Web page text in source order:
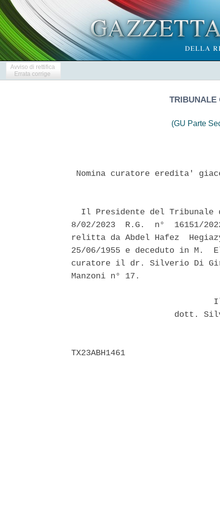
Avviso di rettifica
Errata corrige
TRIBUNALE
(GU Parte
Nomina curatore eredita'
Il Presidente del Tribunale
8/02/2023  R.G.  n°  16151/
relitta da Abdel Hafez
25/06/1955 e deceduto in M.
curatore il dr. Silverio Di
Manzoni n° 17.
dott.